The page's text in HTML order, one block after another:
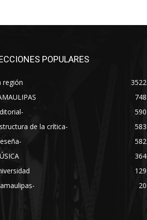
POPULARES
región
3522
748
590
de la crítica-
583
582
364
129
20